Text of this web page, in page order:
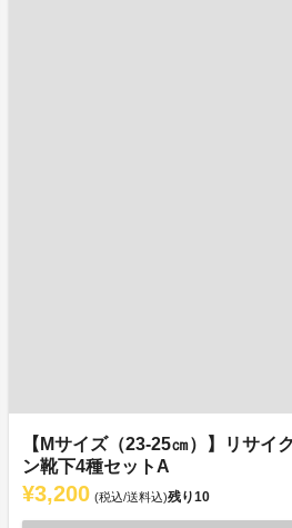
【Mサイズ（23-25㎝）】リサイ
ン靴下4種セットA
¥3,200 (税込/送料込)残り10